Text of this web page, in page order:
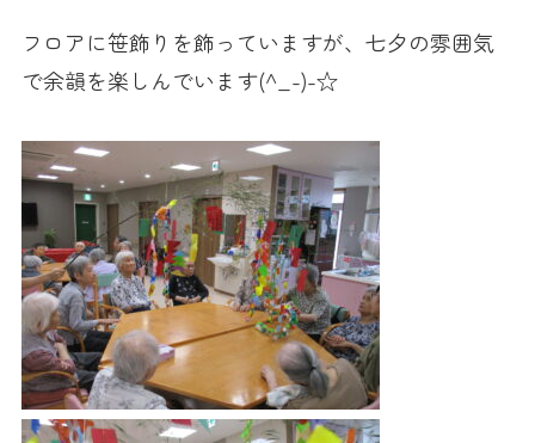
フロアに笹飾りを飾っていますが、七夕の雰囲気
で余韻を楽しんでいます(^_-)-☆